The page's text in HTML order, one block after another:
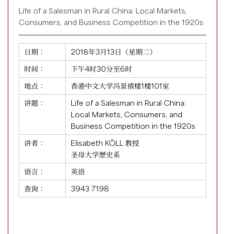
Life of a Salesman in Rural China: Local Markets,
Consumers, and Business Competition in the 1920s
日期：
2018年3月13日（星期二）
时间：
下午4时30分至6时
地点：
香港中文大学冯景禧楼1楼101室
讲题：
Life of a Salesman in Rural China:
Local Markets, Consumers, and
Business Competition in the 1920s
讲者：
Elisabeth KÖLL 教授
圣母大学歷史系
语言：
英语
查询：
3943 7198